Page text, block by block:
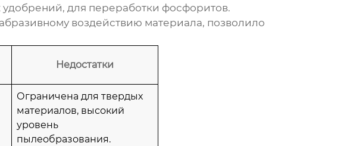
для переработки фосфоритов.
воздействию материала, позволило
Недостатки
Ограничена для твердых
материалов, высокий
уровень
пылеобразования.